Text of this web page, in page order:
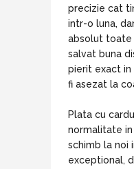
precizie cat
intr-o luna,
absolut toate
salvat buna
pierit exact in
fi asezat la
Plata cu
normalitate
schimb la noi
exceptional,